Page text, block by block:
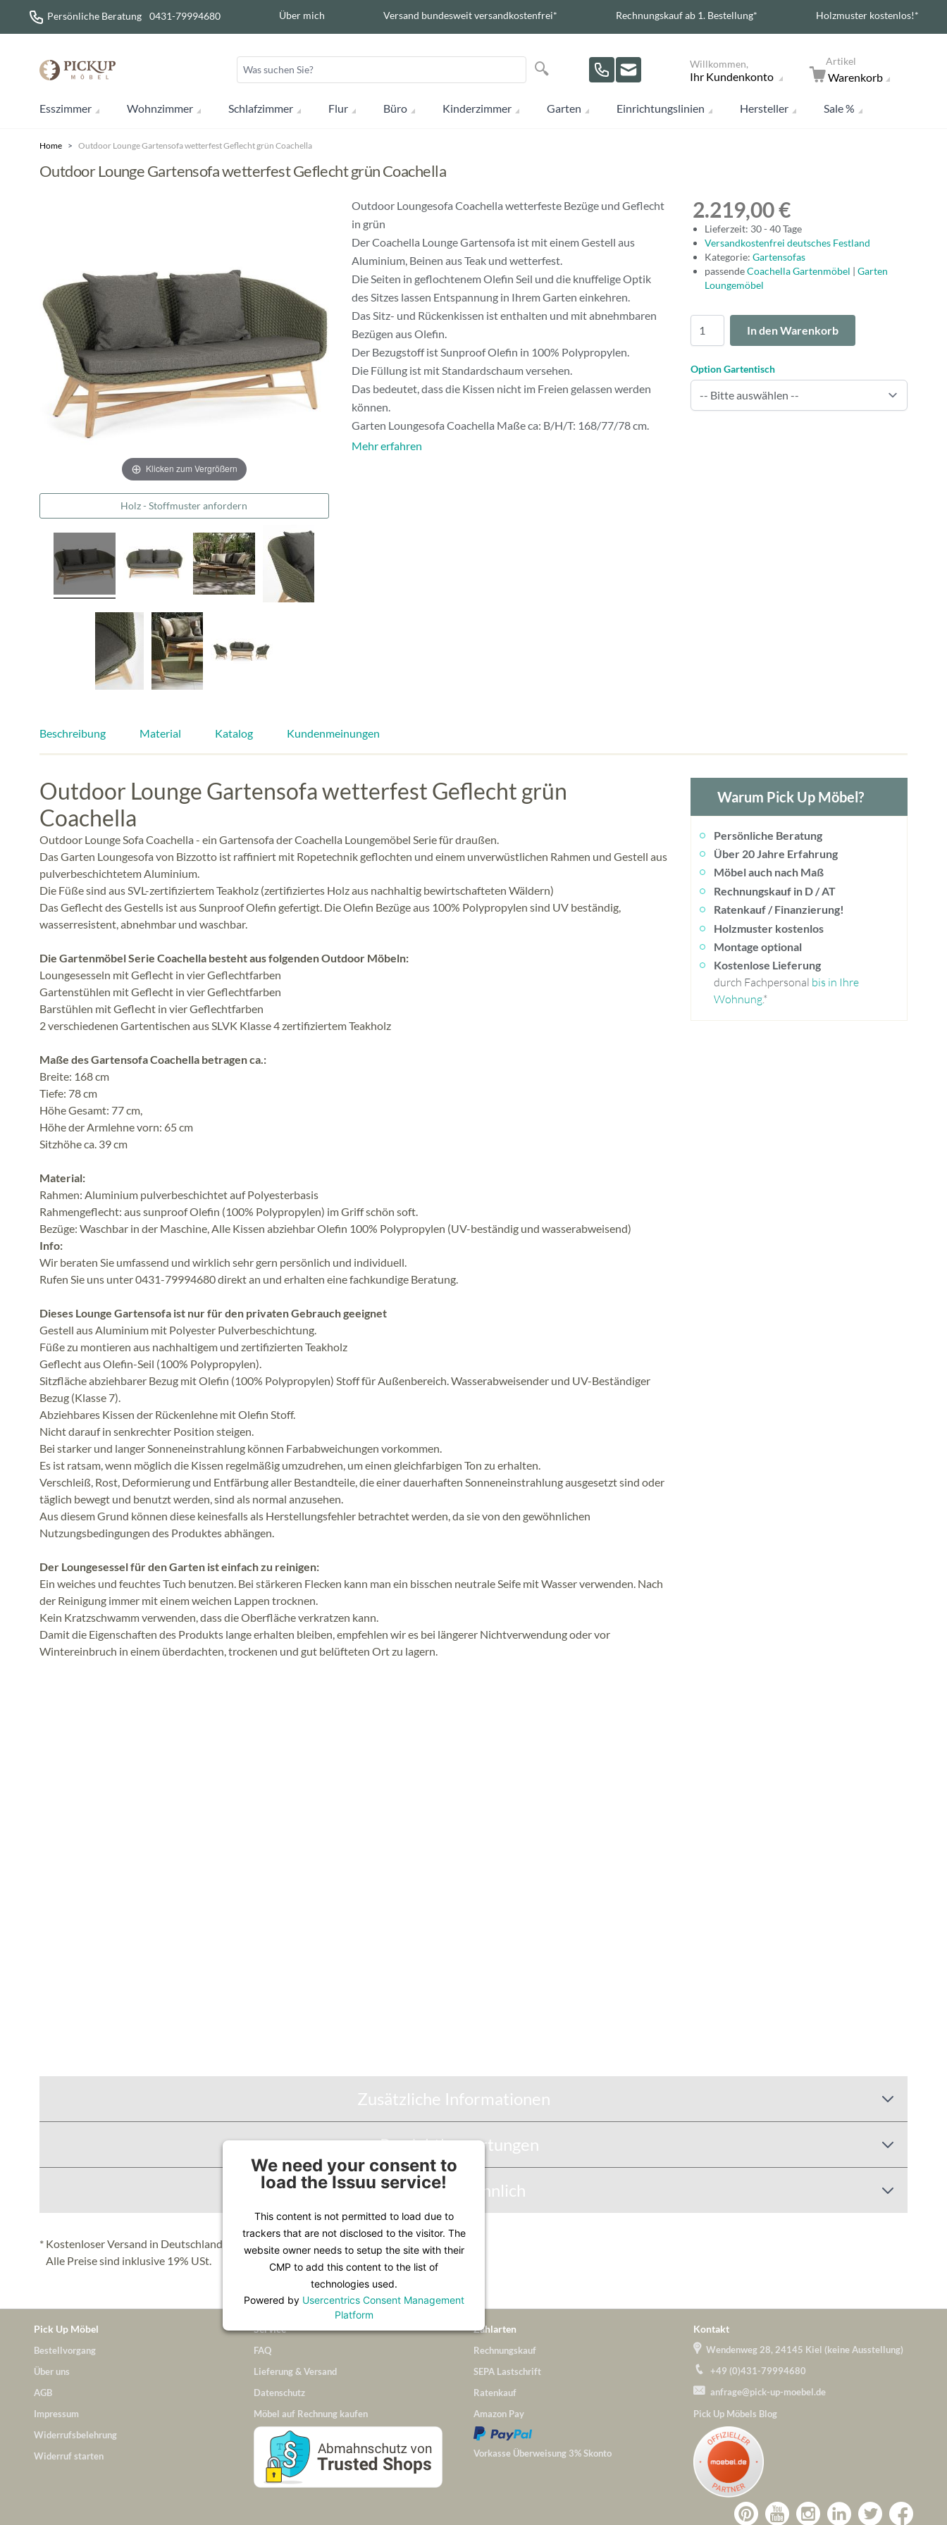
Direkt zum Inhalt
Persönliche Beratung 0431-79994680 Über mich Versand bundesweit versandkostenfrei* Rechnungskauf ab 1. Bestellung* Holzmuster kostenlos!*
Suche
Suche Willkommen,
Ihr Kundenkonto
Artikel
Warenkorb
Esszimmer Wohnzimmer Schlafzimmer Flur Büro Kinderzimmer Garten Einrichtungslinien Hersteller Sale %
Home > Outdoor Lounge Gartensofa wetterfest Geflecht grün Coachella
Outdoor Lounge Gartensofa wetterfest Geflecht grün Coachella
Klicken zum Vergrößern
Holz - Stoffmuster anfordern
Outdoor Loungesofa Coachella wetterfeste Bezüge und Geflecht
in grün
Der Coachella Lounge Gartensofa ist mit einem Gestell aus
Aluminium, Beinen aus Teak und wetterfest.
Die Seiten in geflochtenem Olefin Seil und die knuffelige Optik
des Sitzes lassen Entspannung in Ihrem Garten einkehren.
Das Sitz- und Rückenkissen ist enthalten und mit abnehmbaren
Bezügen aus Olefin.
Der Bezugstoff ist Sunproof Olefin in 100% Polypropylen.
Die Füllung ist mit Standardschaum versehen.
Das bedeutet, dass die Kissen nicht im Freien gelassen werden
können.
Garten Loungesofa Coachella Maße ca: B/H/T: 168/77/78 cm.
Mehr erfahren
2.219,00 €
Lieferzeit: 30 - 40 Tage
Versandkostenfrei deutsches Festland
Kategorie: Gartensofas
passendeCoachella Gartenmöbel | Garten
Loungemöbel
In den Warenkorb
Option Gartentisch
Beschreibung Material Katalog Kundenmeinungen
Outdoor Lounge Gartensofa wetterfest Geflecht grün
Coachella
Outdoor Lounge Sofa Coachella - ein Gartensofa der Coachella Loungemöbel Serie für draußen.
Das Garten Loungesofa von Bizzotto ist raffiniert mit Ropetechnik geflochten und einem unverwüstlichen Rahmen und Gestell aus
pulverbeschichtetem Aluminium.
Die Füße sind aus SVL-zertifiziertem Teakholz (zertifiziertes Holz aus nachhaltig bewirtschafteten Wäldern)
Das Geflecht des Gestells ist aus Sunproof Olefin gefertigt. Die Olefin Bezüge aus 100% Polypropylen sind UV beständig,
wasserresistent, abnehmbar und waschbar.
Die Gartenmöbel Serie Coachella besteht aus folgenden Outdoor Möbeln:
Loungesesseln mit Geflecht in vier Geflechtfarben
Gartenstühlen mit Geflecht in vier Geflechtfarben
Barstühlen mit Geflecht in vier Geflechtfarben
2 verschiedenen Gartentischen aus SLVK Klasse 4 zertifiziertem Teakholz
Maße des Gartensofa Coachella betragen ca.:
Breite: 168 cm
Tiefe: 78 cm
Höhe Gesamt: 77 cm,
Höhe der Armlehne vorn: 65 cm
Sitzhöhe ca. 39 cm
Material:
Rahmen: Aluminium pulverbeschichtet auf Polyesterbasis
Rahmengeflecht: aus sunproof Olefin (100% Polypropylen) im Griff schön soft.
Bezüge: Waschbar in der Maschine, Alle Kissen abziehbar Olefin 100% Polypropylen (UV-beständig und wasserabweisend)
Info:
Wir beraten Sie umfassend und wirklich sehr gern persönlich und individuell.
Rufen Sie uns unter 0431-79994680 direkt an und erhalten eine fachkundige Beratung.
Dieses Lounge Gartensofa ist nur für den privaten Gebrauch geeignet
Gestell aus Aluminium mit Polyester Pulverbeschichtung.
Füße zu montieren aus nachhaltigem und zertifizierten Teakholz
Geflecht aus Olefin-Seil (100% Polypropylen).
Sitzfläche abziehbarer Bezug mit Olefin (100% Polypropylen) Stoff für Außenbereich. Wasserabweisender und UV-Beständiger
Bezug (Klasse 7).
Abziehbares Kissen der Rückenlehne mit Olefin Stoff.
Nicht darauf in senkrechter Position steigen.
Bei starker und langer Sonneneinstrahlung können Farbabweichungen vorkommen.
Es ist ratsam, wenn möglich die Kissen regelmäßig umzudrehen, um einen gleichfarbigen Ton zu erhalten.
Verschleiß, Rost, Deformierung und Entfärbung aller Bestandteile, die einer dauerhaften Sonneneinstrahlung ausgesetzt sind oder
täglich bewegt und benutzt werden, sind als normal anzusehen.
Aus diesem Grund können diese keinesfalls als Herstellungsfehler betrachtet werden, da sie von den gewöhnlichen
Nutzungsbedingungen des Produktes abhängen.
Der Loungesessel für den Garten ist einfach zu reinigen:
Ein weiches und feuchtes Tuch benutzen. Bei stärkeren Flecken kann man ein bisschen neutrale Seife mit Wasser verwenden. Nach
der Reinigung immer mit einem weichen Lappen trocknen.
Kein Kratzschwamm verwenden, dass die Oberfläche verkratzen kann.
Damit die Eigenschaften des Produkts lange erhalten bleiben, empfehlen wir es bei längerer Nichtverwendung oder vor
Wintereinbruch in einem überdachten, trockenen und gut belüfteten Ort zu lagern.
We need your consent to
load the Issuu service!
This content is not permitted to load due to
trackers that are not disclosed to the visitor. The
website owner needs to setup the site with their
CMP to add this content to the list of
technologies used.
Powered by Usercentrics Consent Management
Platform
Warum Pick Up Möbel?
Persönliche Beratung
Über 20 Jahre Erfahrung
Möbel auch nach Maß
Rechnungskauf in D / AT
Ratenkauf / Finanzierung!
Holzmuster kostenlos
Montage optional
Kostenlose Lieferung
durch Fachpersonal bis in Ihre
Wohnung.*
Zusätzliche Informationen
Produktbewertungen
Abbildung Ähnlich
* Kostenloser Versand in Deutschland (Festland), nähere Infos unter Lieferung & Versand
Alle Preise sind inklusive 19% USt.
Pick Up Möbel
Bestellvorgang
Über uns
AGB
Impressum
Widerrufsbelehrung
Widerruf starten
Service
FAQ
Lieferung & Versand
Datenschutz
Möbel auf Rechnung kaufen
Zahlarten
Rechnungskauf
SEPA Lastschrift
Ratenkauf
Amazon Pay
Vorkasse Überweisung 3% Skonto
Kontakt
Wendenweg 28, 24145 Kiel (keine Ausstellung)
+49 (0)431-79994680
anfrage@pick-up-moebel.de
Pick Up Möbels Blog
Zu Zu Zu Zu Pick-